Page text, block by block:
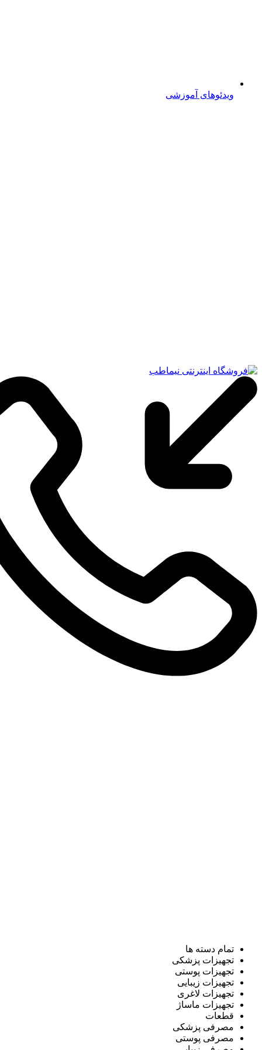
ویدئوهای آموزشی
تمام دسته ها
تجهیزات پزشکی
تجهیزات پوستی
تجهیزات زیبایی
تجهیزات لاغری
تجهیزات ماساژ
قطعات
مصرفی پزشکی
مصرفی پوستی